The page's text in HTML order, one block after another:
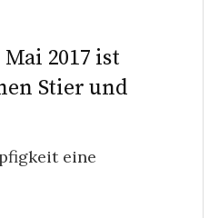
2017 ist
Stier und
eine